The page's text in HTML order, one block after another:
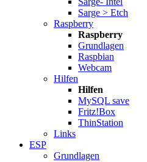
Sarge > Etch
Raspberry
Raspberry
Grundlagen
Raspbian
Webcam
Hilfen
Hilfen
MySQL save
Fritz!Box
ThinStation
Links
ESP
Grundlagen